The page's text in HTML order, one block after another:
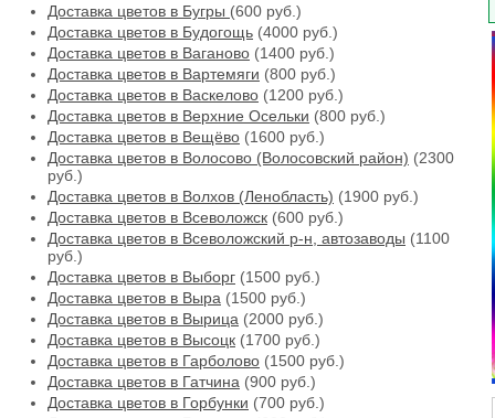
Доставка цветов в Бугры (600 руб.)
Доставка цветов в Будогощь (4000 руб.)
Доставка цветов в Ваганово (1400 руб.)
Доставка цветов в Вартемяги (800 руб.)
Доставка цветов в Васкелово (1200 руб.)
Доставка цветов в Верхние Осельки (800 руб.)
Доставка цветов в Вещёво (1600 руб.)
Доставка цветов в Волосово (Волосовский район) (2300
руб.)
Доставка цветов в Волхов (Ленобласть) (1900 руб.)
Доставка цветов в Всеволожск (600 руб.)
Доставка цветов в Всеволожский р-н, автозаводы (1100
руб.)
Доставка цветов в Выборг (1500 руб.)
Доставка цветов в Выра (1500 руб.)
Доставка цветов в Вырица (2000 руб.)
Доставка цветов в Высоцк (1700 руб.)
Доставка цветов в Гарболово (1500 руб.)
Доставка цветов в Гатчина (900 руб.)
Доставка цветов в Горбунки (700 руб.)